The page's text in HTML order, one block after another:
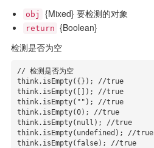
obj {Mixed} 要检测的对象
return {Boolean}
检测是否为空
// 检测是否为空
think.isEmpty({}); //true
think.isEmpty([]); //true
think.isEmpty(""); //true
think.isEmpty(0); //true
think.isEmpty(null); //true
think.isEmpty(undefined); //true
think.isEmpty(false); //true